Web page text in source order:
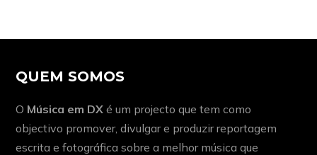
QUEM SOMOS
O Música em DX é um projecto que tem como
objectivo promover, divulgar e produzir reportagem
escrita e fotográfica sobre a melhor música que